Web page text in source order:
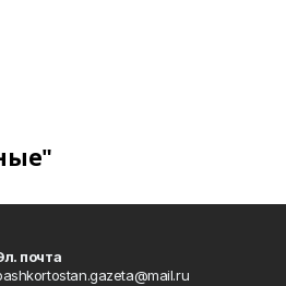
почта